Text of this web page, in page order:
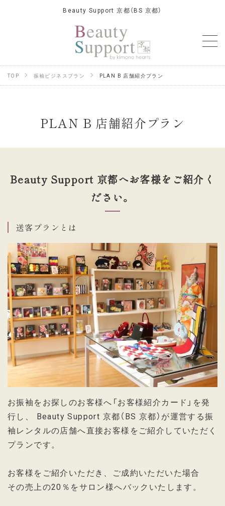
Beauty Support 京都（BS 京都）
TOP 振袖ビジネスプラン PLAN B 店舗紹介プラン
PLAN B 店舗紹介プラン
Beauty Support 京都へお客様をご紹介く
ださい。
送客プランとは
お振袖をお探しのお客様へ「お客様紹介カード」を発
行し、 Beauty Support 京都（BS 京都）が運営する振
袖レンタルの店舗へ直接お客様をご紹介していただく
プランです。
お客様をご紹介いただき、ご成約いただいた場合
その売上の20％をサロン様へバックいたします。